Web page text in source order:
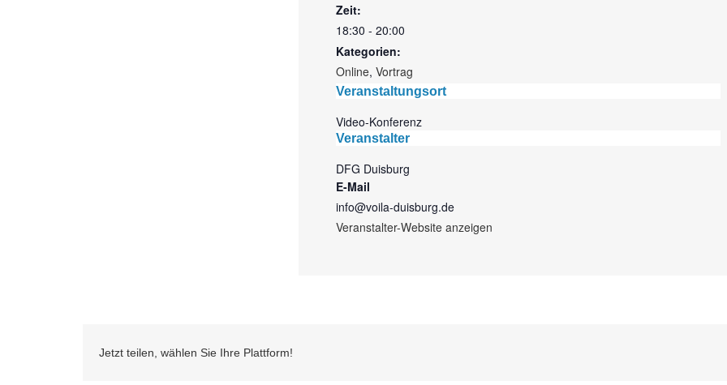
Zeit:
18:30 - 20:00
Kategorien:
Online, Vortrag
Veranstaltungsort
Video-Konferenz
Veranstalter
DFG Duisburg
E-Mail
info@voila-duisburg.de
Veranstalter-Website anzeigen
Jetzt teilen, wählen Sie Ihre Plattform!